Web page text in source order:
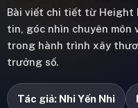
Bài viết chi tiết từ Height
tin, góc nhìn chuyên môn
trong hành trình xây
trưởng số.
Tác giả: Nhi Yến Nhi